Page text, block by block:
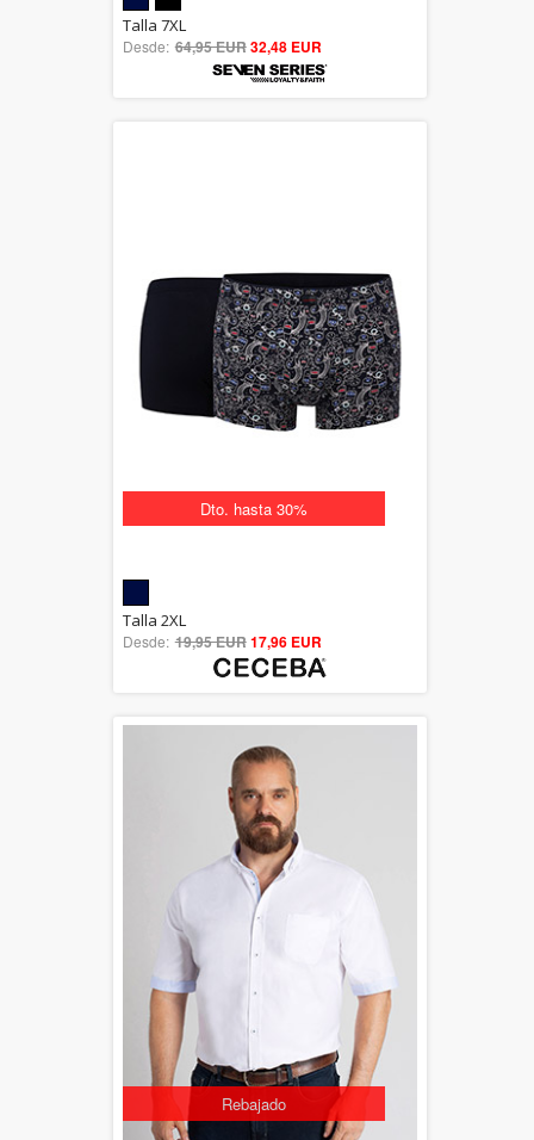
out of 5
Talla 7XL
Desde: 64,95 EUR32,48 EUR
Dto. hasta 30%
out of 5
Talla 2XL
Desde: 19,95 EUR17,96 EUR
Rebajado